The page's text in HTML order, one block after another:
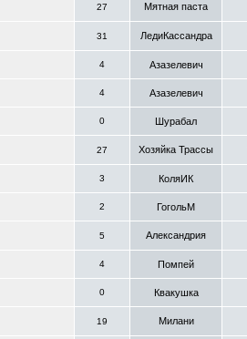
27 Мятная паста
31 ЛедиКассандра
4 Азазелевич
4 Азазелевич
0 Шурабал
27 Хозяйка Трассы
3 КоляИК
2 ГогольМ
5 Александрия
4 Помпей
0 Квакушка
19 Милани